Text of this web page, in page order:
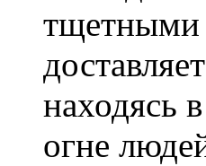
тщетными
находясь
огне